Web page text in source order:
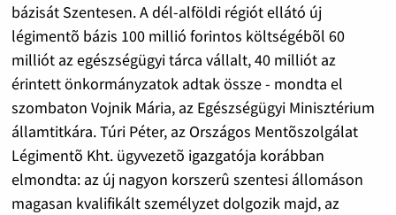
bázisát Szentesen. A dél-alföldi régiót ellátó új
légimentõ bázis 100 millió forintos költségébõl 60
milliót az egészségügyi tárca vállalt, 40 milliót az
érintett önkormányzatok adtak össze - mondta el
szombaton Vojnik Mária, az Egészségügyi Minisztérium
államtitkára. Túri Péter, az Országos Mentõszolgálat
Légimentõ Kht. ügyvezetõ igazgatója korábban
elmondta: az új nagyon korszerû szentesi állomáson
magasan kvalifikált személyzet dolgozik majd, az